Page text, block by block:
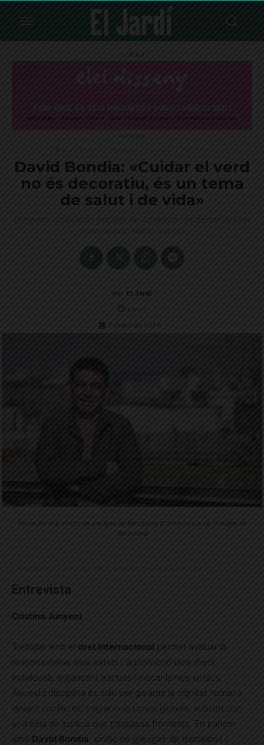
Publicitat
Publicitat
David Bondia: «Cuidar el verd
no és decoratiu, és un tema
de salut i de vida»
Entrevista al síndic de greuges de Barcelona i professor de Dret
Internacional Públic a la UB
Per El Jardí
6min.
7 d'abril de 2026
David Bondia, síndic de greuges de Barcelona © Sindicatura de Greuges de
Barcelona
Entrevista
Cristina Junyent
Treballar amb el dret internacional permet avaluar la
responsabilitat dels estats i la protecció dels drets
individuals mitjançant tractats i mecanismes jurídics.
Aquesta disciplina és clau per garantir la dignitat humana
davant conflictes, migracions i crisis globals, actuant com
una eina de justícia que traspassa fronteres. En parlem
amb David Bondia , síndic de greuges de Barcelona i